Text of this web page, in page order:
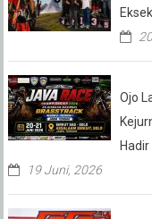
Ojo
19 Juni, 2026